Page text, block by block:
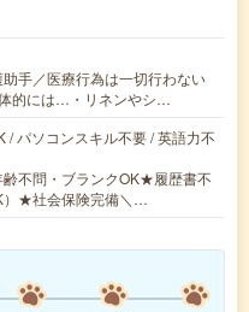
手／医療行為は一切行わない
的には…・リネンやシ…
/ パソコンスキル不要 / 英語力不
不問・ブランクOK★履歴書不
）★社会保険完備＼…